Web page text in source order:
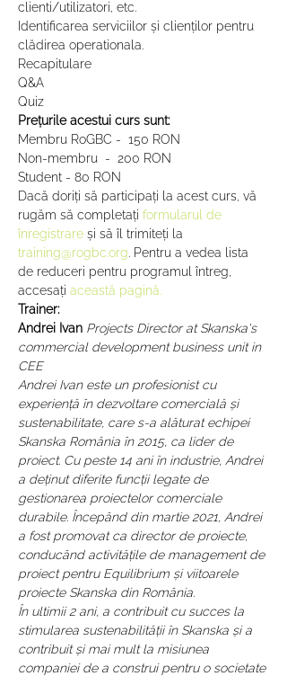
clienti/utilizatori, etc.
Identificarea serviciilor și clienților pentru
clădirea operationala.
Recapitulare
Q&A
Quiz
Prețurile acestui curs sunt:
Membru RoGBC -  150 RON
Non-membru  -  200 RON
Student - 80 RON
Dacă doriți să participați la acest curs, vă
rugăm să completați formularul de
înregistrare și să îl trimiteți la
training@rogbc.org. Pentru a vedea lista
de reduceri pentru programul întreg,
accesați această pagină.
Trainer:
Andrei Ivan Projects Director at Skanska's
commercial development business unit in
CEE
Andrei Ivan este un profesionist cu
experiență în dezvoltare comercială și
sustenabilitate, care s-a alăturat echipei
Skanska România în 2015, ca lider de
proiect. Cu peste 14 ani în industrie, Andrei
a deținut diferite funcții legate de
gestionarea proiectelor comerciale
durabile. Începând din martie 2021, Andrei
a fost promovat ca director de proiecte,
conducând activitățile de management de
proiect pentru Equilibrium și viitoarele
proiecte Skanska din România.
În ultimii 2 ani, a contribuit cu succes la
stimularea sustenabilității în Skanska și a
contribuit și mai mult la misiunea
companiei de a construi pentru o societate